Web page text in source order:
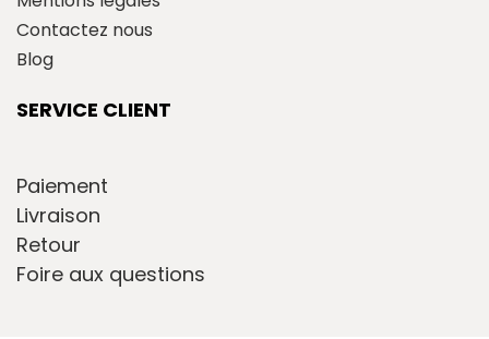
Contactez nous
Blog
SERVICE CLIENT
Paiement
Livraison
Retour
Foire aux questions